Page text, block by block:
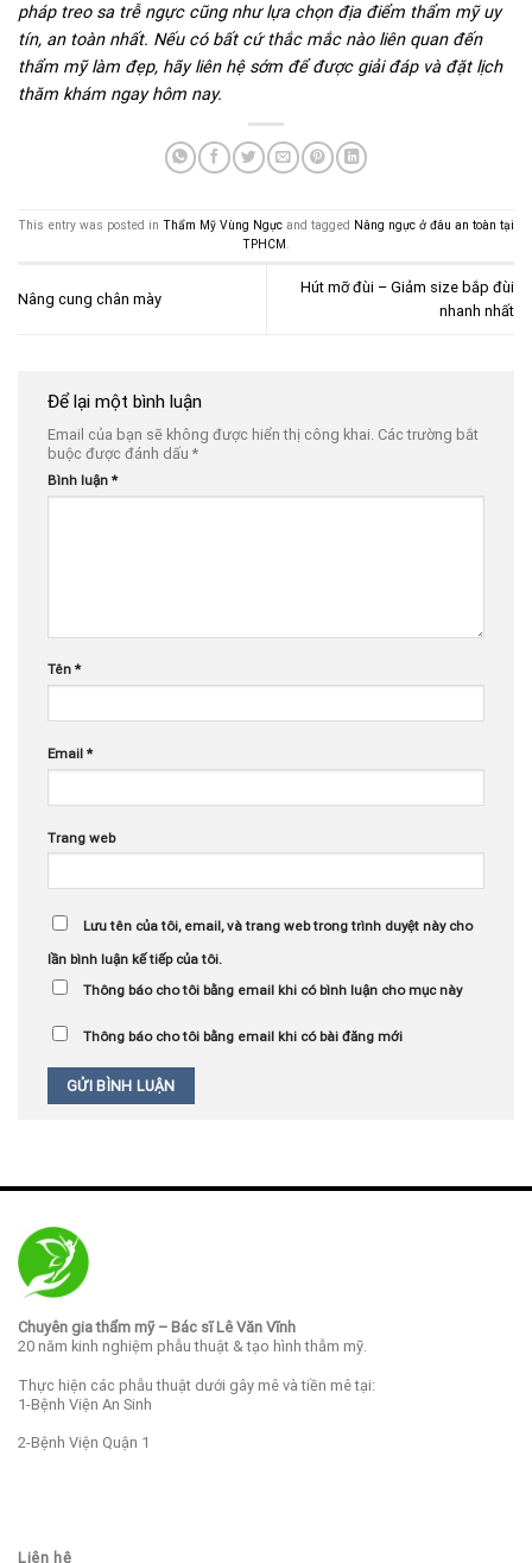
pháp treo sa trễ ngực cũng như lựa chọn địa điểm thẩm mỹ uy
tín, an toàn nhất. Nếu có bất cứ thắc mắc nào liên quan đến
thẩm mỹ làm đẹp, hãy liên hệ sớm để được giải đáp và đặt lịch
thăm khám ngay hôm nay.
This entry was posted in Thẩm Mỹ Vùng Ngực and tagged Nâng ngực ở đâu an toàn tại
TPHCM.
Nâng cung chân mày
Hút mỡ đùi – Giảm size bắp đùi
nhanh nhất
Để lại một bình luận
Email của bạn sẽ không được hiển thị công khai. Các trường bắt
buộc được đánh dấu *
Bình luận *
Tên *
Email *
Trang web
Lưu tên của tôi, email, và trang web trong trình duyệt này cho
lần bình luận kế tiếp của tôi.
Thông báo cho tôi bằng email khi có bình luận cho mục này
Thông báo cho tôi bằng email khi có bài đăng mới
Chuyên gia thẩm mỹ – Bác sĩ Lê Văn Vĩnh
20 năm kinh nghiệm phẫu thuật & tạo hình thẫm mỹ.
Thực hiện các phẫu thuật dưới gây mê và tiền mê tại:
1-Bệnh Viện An Sinh
2-Bệnh Viện Quận 1
Liên hệ